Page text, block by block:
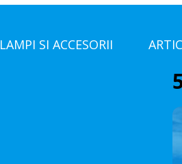
LAMPI SI ACCESORII